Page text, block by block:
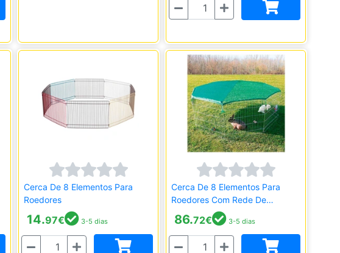
Quantidade
Cerca De 8 Elementos Para
Roedores
14.97€ 3-5 dias
Quantidade
Cerca De 8 Elementos Para
Roedores Com Rede De
Proteção
86.72€ 3-5 dias
Quantidade